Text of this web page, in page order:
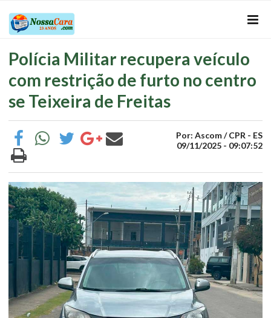
Polícia Militar recupera veículo
com restrição de furto no centro
se Teixeira de Freitas
Por: Ascom / CPR - ES
09/11/2025 - 09:07:52